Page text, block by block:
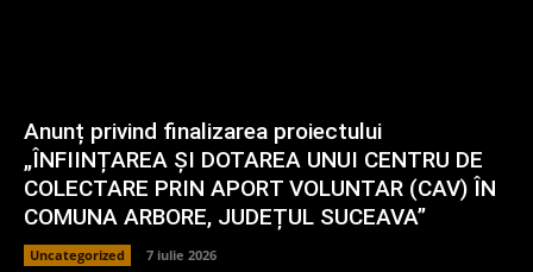
Anunț privind finalizarea proiectului
„ÎNFIINȚAREA ȘI DOTAREA UNUI CENTRU DE
COLECTARE PRIN APORT VOLUNTAR (CAV) ÎN
COMUNA ARBORE, JUDEȚUL SUCEAVA”
Uncategorized 7 iulie 2026